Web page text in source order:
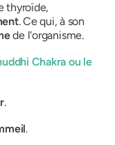
thyroïde,
. Ce qui, à son
de l'organisme.
Chakra ou le
.
.